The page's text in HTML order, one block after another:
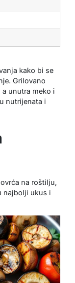
kako bi se
Grilovano
unutra meko i
nutrijenata i
na roštilju,
najbolji ukus i